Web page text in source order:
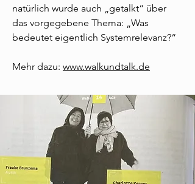
natürlich wurde auch „getalkt“ über
das vorgegebene Thema: „Was
bedeutet eigentlich Systemrelevanz?“
Mehr dazu: www.walkundtalk.de